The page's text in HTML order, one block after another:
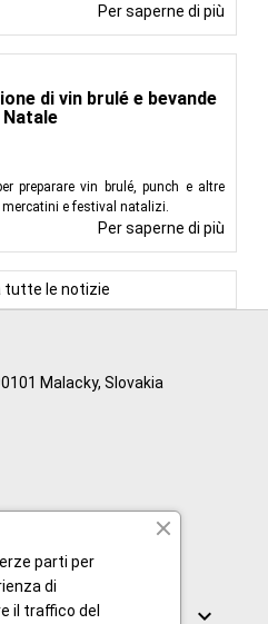
Per saperne di più
di vin brulé e bevande
preparare vin brulé, punch e altre
e festival natalizi.
Per saperne di più
tutte le notizie
Malacky, Slovakia

parti per
di
il traffico del